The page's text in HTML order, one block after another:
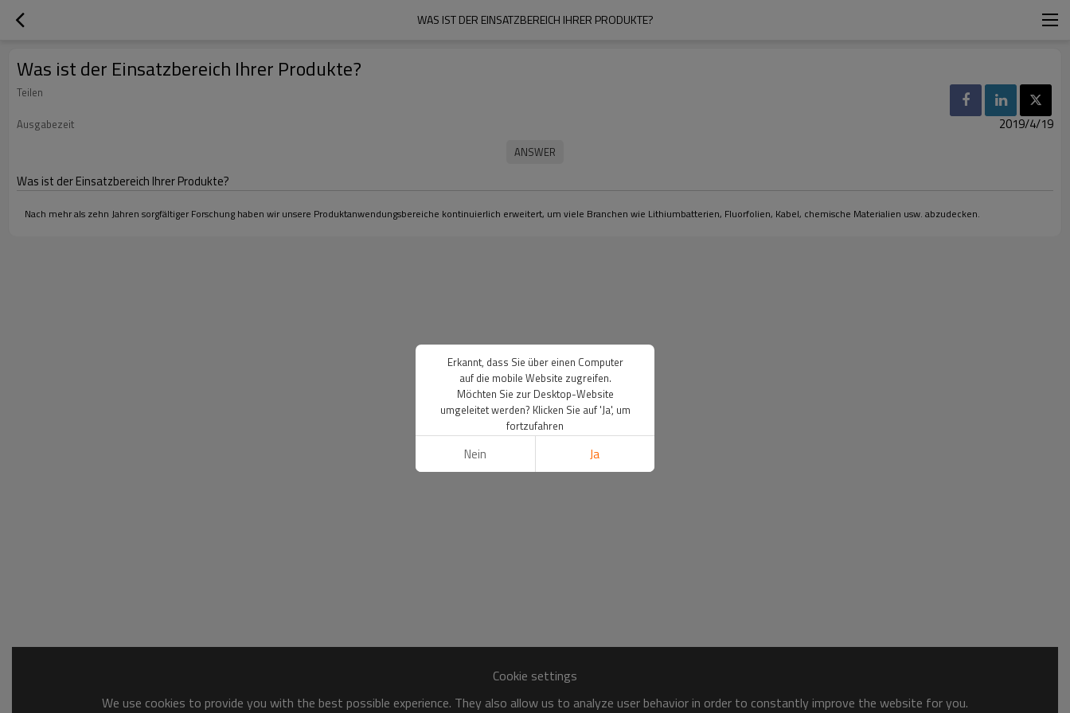
WAS IST DER EINSATZBEREICH IHRER PRODUKTE?
Was ist der Einsatzbereich Ihrer Produkte?
Teilen
Ausgabezeit
2019/4/19
Was ist der Einsatzbereich Ihrer Produkte?
Nach mehr als zehn Jahren sorgfältiger Forschung haben wir unsere Produktanwendungsbereiche kontinuierlich erweitert, um viele Branchen wie Lithiumbatterien, Fluorfolien, Kabel, chemische Materialien usw. abzudecken.
Cookie settings
We use cookies to provide you with the best possible experience. They also allow us to analyze user behavior in order to constantly improve the website for you.
Erkannt, dass Sie über einen Computer
auf die mobile Website zugreifen.
Möchten Sie zur Desktop-Website
umgeleitet werden? Klicken Sie auf 'Ja', um
fortzufahren
Nein Ja